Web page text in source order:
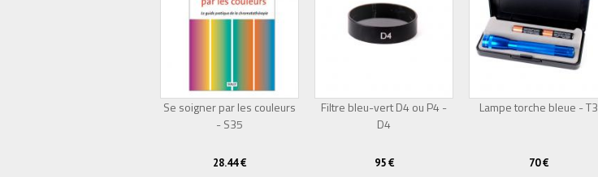
Se soigner par les couleurs
- S35
28.44 €
Filtre bleu-vert D4 ou P4 -
D4
95 €
Lampe torche bleue - T3
70 €